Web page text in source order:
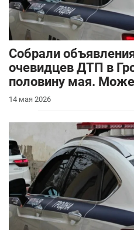
Собрали
очевидцев ДТП в
половину мая.
14 мая 2026